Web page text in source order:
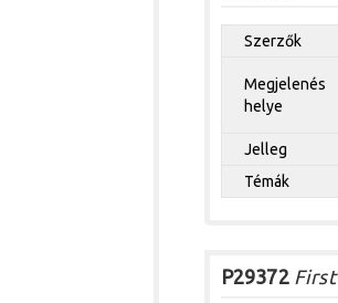
Szerzők
Megjelenés
helye
Jelleg
Témák
P29372First